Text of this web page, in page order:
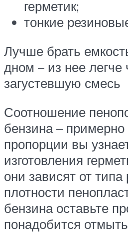
герметик;
тонкие
Лучше брать
дном – из нее легче
загустевшую смесь
Соотношение
бензина –
пропорции вы
изготовления
они зависят от типа
плотности
бензина оставьте
понадобится